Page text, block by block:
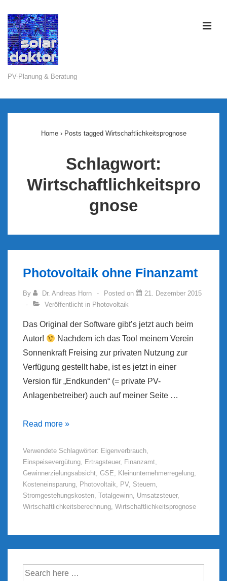
Zum
Inhalt
PV-Planung & Beratung
Home › Posts tagged Wirtschaftlichkeitsprognose
Schlagwort:
Wirtschaftlichkeitspro
gnose
Photovoltaik ohne Finanzamt
By Dr. Andreas Horn Posted on
21. Dezember 2015
Veröffentlicht in Photovoltaik
Das Original der Software gibt’s jetzt auch beim
Autor!
Nachdem ich das Tool meinem Verein
Sonnenkraft Freising zur privaten Nutzung zur
Verfügung gestellt habe, ist es jetzt in einer
Version für „Endkunden“ (= private PV-
Anlagenbetreiber) auch auf meiner Seite …
Photovoltaik
Finanzamt
Read more »
Verwendete Schlagwörter: Eigenverbrauch,
Einspeisevergütung, Ertragsteuer, Finanzamt,
Gewinnerzielungsabsicht, GSE, Kleinunternehmerregelung,
Kosteneinsparung, Photovoltaik, PV, Steuern,
Stromgestehungskosten, Totalgewinn, Umsatzsteuer,
Wirtschaftlichkeitsberechnung, Wirtschaftlichkeitsprognose
Suche